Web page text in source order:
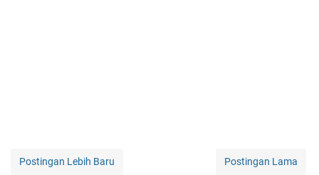
Postingan Lebih Baru Postingan Lama